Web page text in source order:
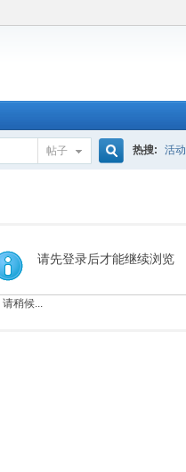
帖子
索
热搜: 活动
请先登录后才能继续浏览
请稍候...